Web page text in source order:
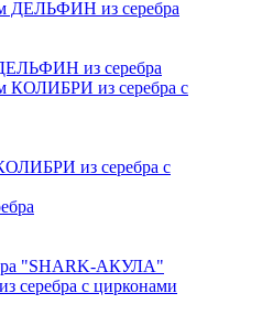
из серебра
из серебра с
"SHARK-АКУЛА"